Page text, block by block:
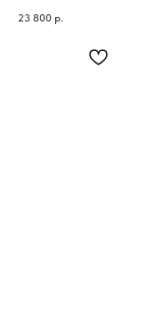
23 800 р.